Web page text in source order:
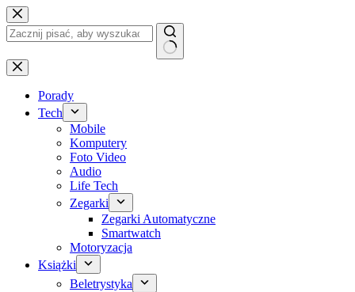
Przejdź
do
treści
Brak
wyników
Porady
Tech
Mobile
Komputery
Foto Video
Audio
Life Tech
Zegarki
Zegarki Automatyczne
Smartwatch
Motoryzacja
Książki
Beletrystyka